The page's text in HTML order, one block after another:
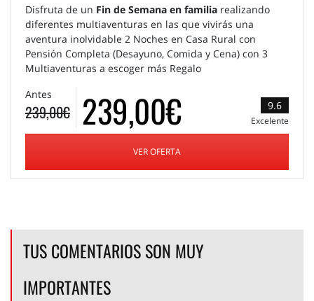
Disfruta de un Fin de Semana en familia realizando
diferentes multiaventuras en las que vivirás una
aventura inolvidable 2 Noches en Casa Rural con
Pensión Completa (Desayuno, Comida y Cena) con 3
Multiaventuras a escoger más Regalo
Antes
239,00€ 239,00€ 9.6
Excelente
VER OFERTA
TUS COMENTARIOS SON MUY
IMPORTANTES